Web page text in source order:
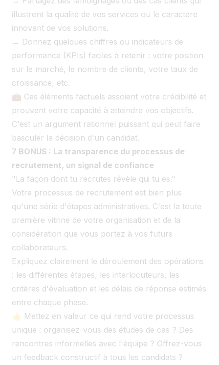
illustrent la qualité de vos services ou le caractère
innovant de vos solutions.
→ Donnez quelques chiffres ou indicateurs de
performance (KPIs) faciles à retenir : votre position
sur le marché, le nombre de clients, votre taux de
croissance, etc.
💼 Ces éléments factuels assoient votre crédibilité et
prouvent votre capacité à atteindre vos objectifs.
C'est un argument rationnel puissant qui peut faire
basculer la décision d'un candidat.
7 BONUS : La transparence du processus de
recrutement, un signal de confiance
"La façon dont tu recrutes révèle qui tu es."
Votre processus de recrutement est bien plus
qu'une série d'étapes administratives. C'est la toute
première vitrine de votre organisation et de la
considération que vous portez à vos futurs
collaborateurs.
Expliquez clairement le déroulement des opérations
: les différentes étapes, les interlocuteurs, les
critères d'évaluation et les délais de réponse estimés
entre chaque phase.
👍 Mettez en valeur ce qui rend votre processus
unique : organisez-vous des études de cas ? Des
rencontres informelles avec l'équipe ? Offrez-vous
un feedback constructif à tous les candidats ?